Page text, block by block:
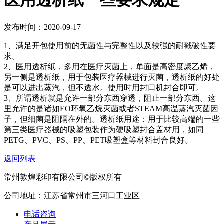
发布时间：2020-09-17
1、满足开包使用前的无菌性与完整性以及较强的耐戳破性要
求。
2、医用透析纸，多用在医疗灭菌上，单面是高密度聚乙烯，
另一侧是透析纸，用于包装医疗器械进行灭菌，透析纸的好处
是可以进出蒸汽，但不透水。使用时用封口机封合即可。
3、所谓透析就是允许一部分东西穿透，阻止一部分东西。这
里允许的是诸如EO环氧乙烷灭菌或者STEAM高温蒸汽灭菌因
子，但细菌是阻隔在外的。透析纸用途：用于比较高端的一些
第三类医疗器械的吸塑包装作为硬吸塑封合盖材用，如同
PETG、PVC、PS、PP、PET吸塑盒等材料封合良好。
返回列表
常州敦煌彩印有限公司©版权所有
公司地址：江苏省常州市三河口工业区
电话咨询